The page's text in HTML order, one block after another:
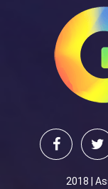
2018 |